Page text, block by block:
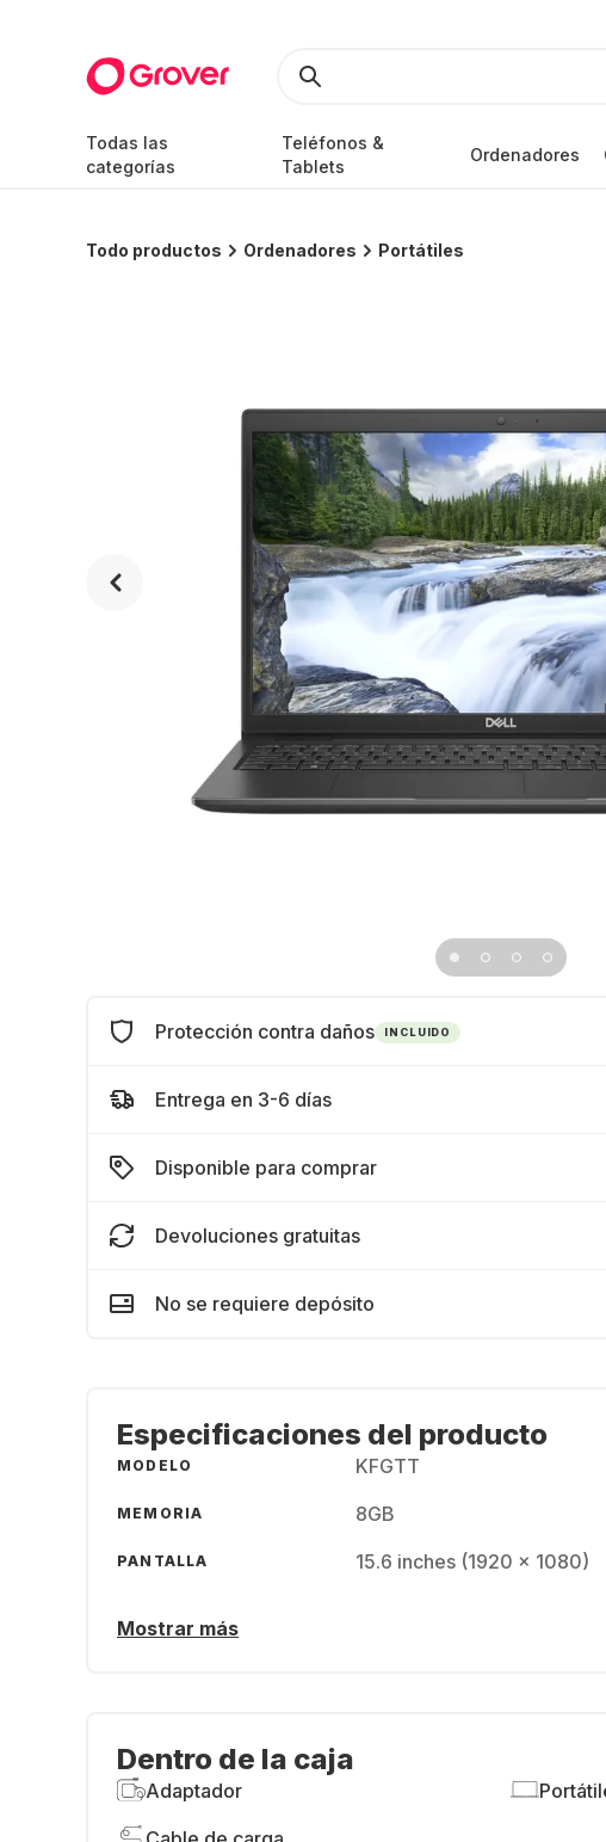
Todas las
categorías
Teléfonos &
Tablets
Ordenadores
Todo productos Ordenadores Portátiles
Protección contra daños INCLUIDO
Entrega en 3-6 días
Disponible para comprar
Devoluciones gratuitas
No se requiere depósito
Especificaciones del producto
MODELO KFGTT
MEMORIA 8GB
PANTALLA 15.6 inches (1920 x 1080)
Mostrar más
Dentro de la caja
Adaptador